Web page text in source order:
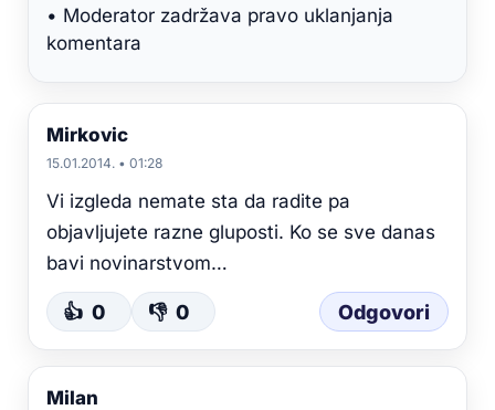
• Moderator zadržava pravo uklanjanja
komentara
Mirkovic
15.01.2014. • 01:28
Vi izgleda nemate sta da radite pa
objavljujete razne gluposti. Ko se sve danas
bavi novinarstvom…
👍 0 👎 0 Odgovori
Milan